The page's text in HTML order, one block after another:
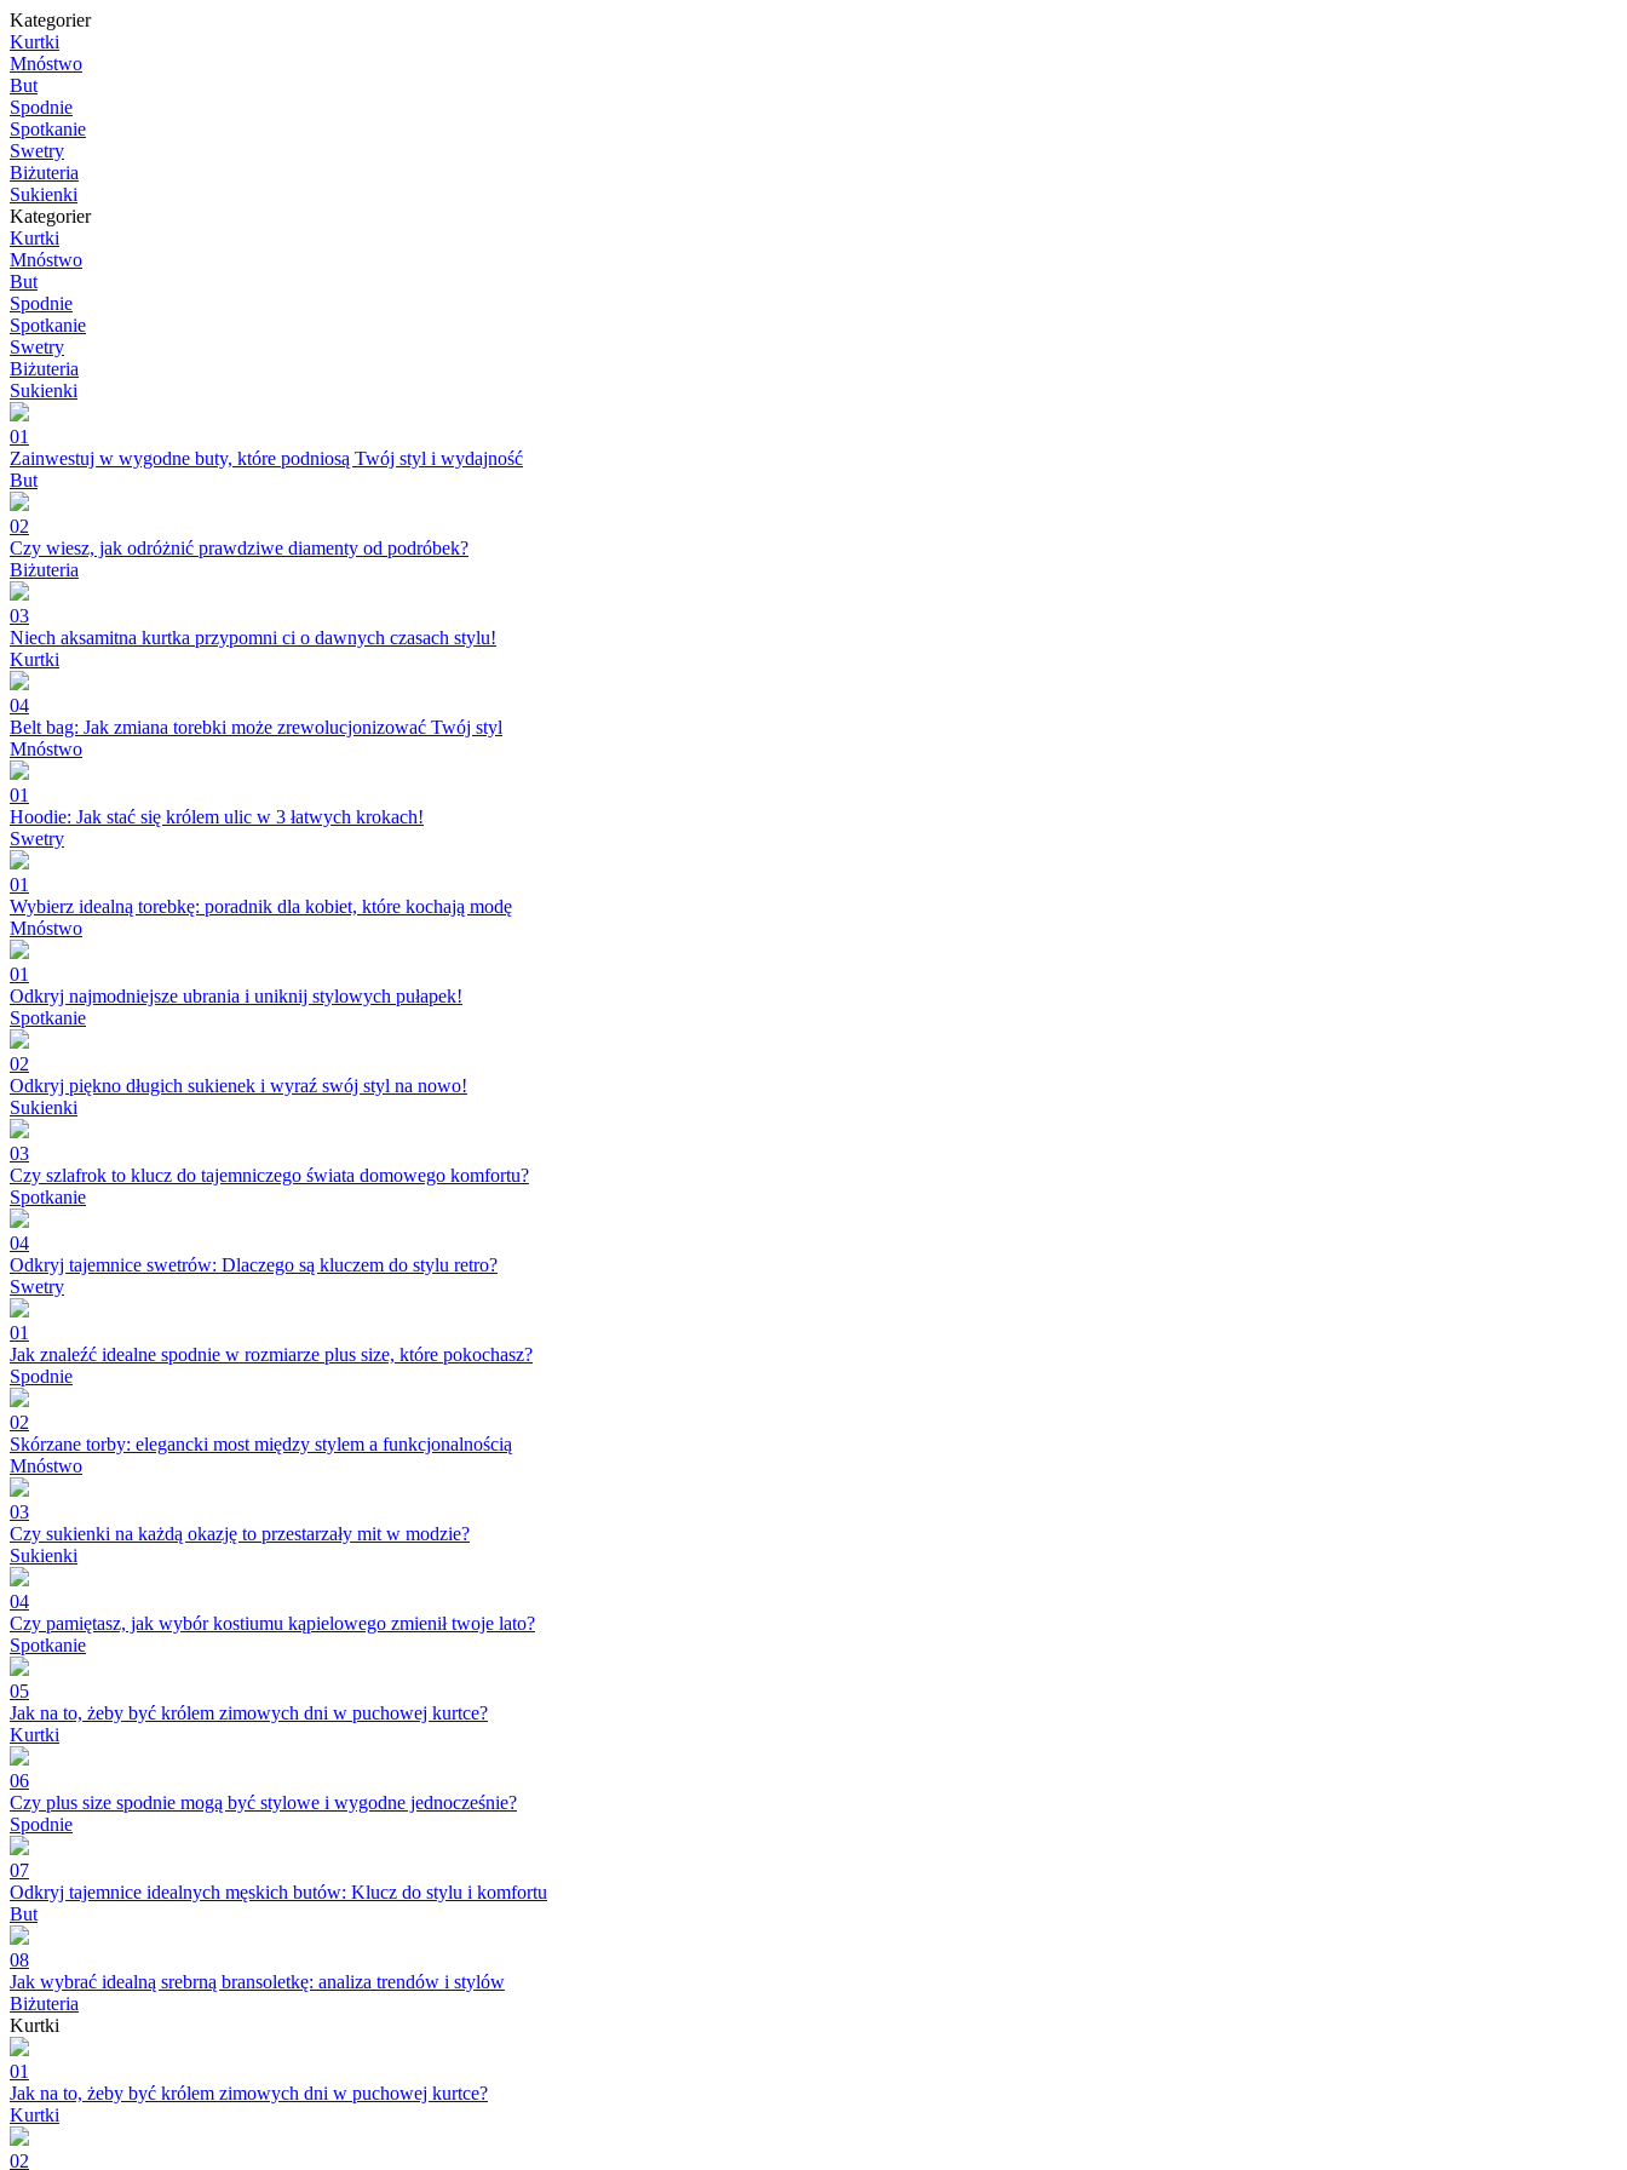
Kategorier
Kurtki
Mnóstwo
But
Spodnie
Spotkanie
Swetry
Biżuteria
Sukienki
Kategorier
Kurtki
Mnóstwo
But
Spodnie
Spotkanie
Swetry
Biżuteria
Sukienki
01
Zainwestuj w wygodne buty, które podniosą Twój styl i wydajność
But
02
Czy wiesz, jak odróżnić prawdziwe diamenty od podróbek?
Biżuteria
03
Niech aksamitna kurtka przypomni ci o dawnych czasach stylu!
Kurtki
04
Belt bag: Jak zmiana torebki może zrewolucjonizować Twój styl
Mnóstwo
01
Hoodie: Jak stać się królem ulic w 3 łatwych krokach!
Swetry
01
Wybierz idealną torebkę: poradnik dla kobiet, które kochają modę
Mnóstwo
01
Odkryj najmodniejsze ubrania i uniknij stylowych pułapek!
Spotkanie
02
Odkryj piękno długich sukienek i wyraź swój styl na nowo!
Sukienki
03
Czy szlafrok to klucz do tajemniczego świata domowego komfortu?
Spotkanie
04
Odkryj tajemnice swetrów: Dlaczego są kluczem do stylu retro?
Swetry
01
Jak znaleźć idealne spodnie w rozmiarze plus size, które pokochasz?
Spodnie
02
Skórzane torby: elegancki most między stylem a funkcjonalnością
Mnóstwo
03
Czy sukienki na każdą okazję to przestarzały mit w modzie?
Sukienki
04
Czy pamiętasz, jak wybór kostiumu kąpielowego zmienił twoje lato?
Spotkanie
05
Jak na to, żeby być królem zimowych dni w puchowej kurtce?
Kurtki
06
Czy plus size spodnie mogą być stylowe i wygodne jednocześnie?
Spodnie
07
Odkryj tajemnice idealnych męskich butów: Klucz do stylu i komfortu
But
08
Jak wybrać idealną srebrną bransoletkę: analiza trendów i stylów
Biżuteria
Kurtki
01
Jak na to, żeby być królem zimowych dni w puchowej kurtce?
Kurtki
02